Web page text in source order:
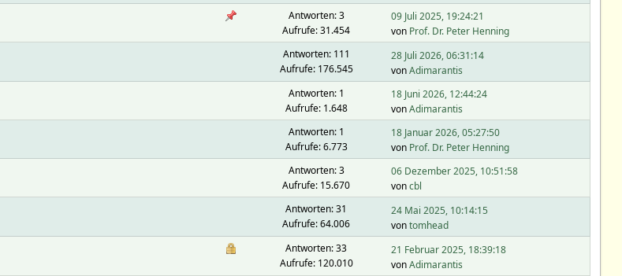
Antworten: 3
Aufrufe: 31.454
09 Juli 2025, 19:24:21
von Prof. Dr. Peter Henning
Antworten: 111
Aufrufe: 176.545
28 Juli 2026, 06:31:14
vonAdimarantis
Antworten: 1
Aufrufe: 1.648
18 Juni 2026, 12:44:24
vonAdimarantis
Antworten: 1
Aufrufe: 6.773
18 Januar 2026, 05:27:50
von Prof. Dr. Peter Henning
Antworten: 3
Aufrufe: 15.670
06 Dezember 2025, 10:51:58
voncbl
Antworten: 31
Aufrufe: 64.006
24 Mai 2025, 10:14:15
vontomhead
Antworten: 33
Aufrufe: 120.010
21 Februar 2025, 18:39:18
vonAdimarantis